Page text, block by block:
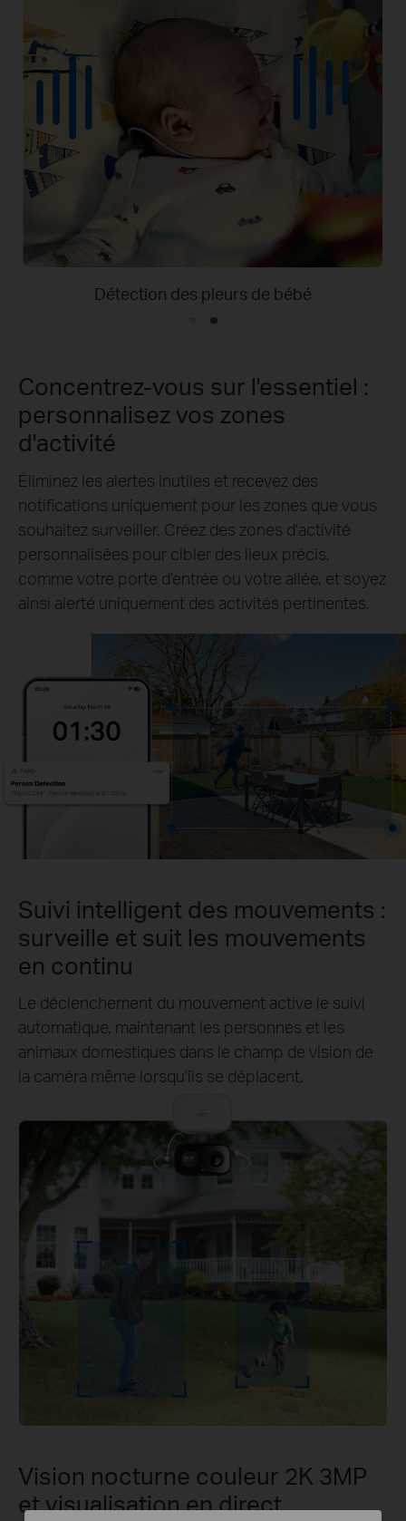
Détection de
Concentrez-vous sur l'essentiel :
personnalisez vos zones
d'activité
Éliminez les alertes inutiles et recevez des
notifications uniquement pour les zones que vous
souhaitez surveiller. Créez des zones d'activité
personnalisées pour cibler des lieux précis,
comme votre porte d'entrée ou votre allée, et soyez
ainsi alerté uniquement des activités pertinentes.
Suivi intelligent des mouvements :
surveille et suit les mouvements
en continu
Le déclenchement du mouvement active le suivi
automatique, maintenant les personnes et les
animaux domestiques dans le champ de vision de
la caméra même lorsqu'ils se déplacent.
Vision nocturne couleur 2K 3MP
et visualisation en direct